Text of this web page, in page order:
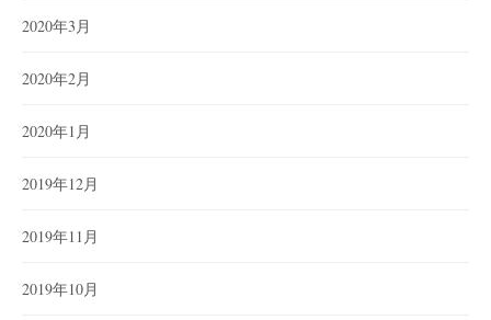
2020年3月
2020年2月
2020年1月
2019年12月
2019年11月
2019年10月